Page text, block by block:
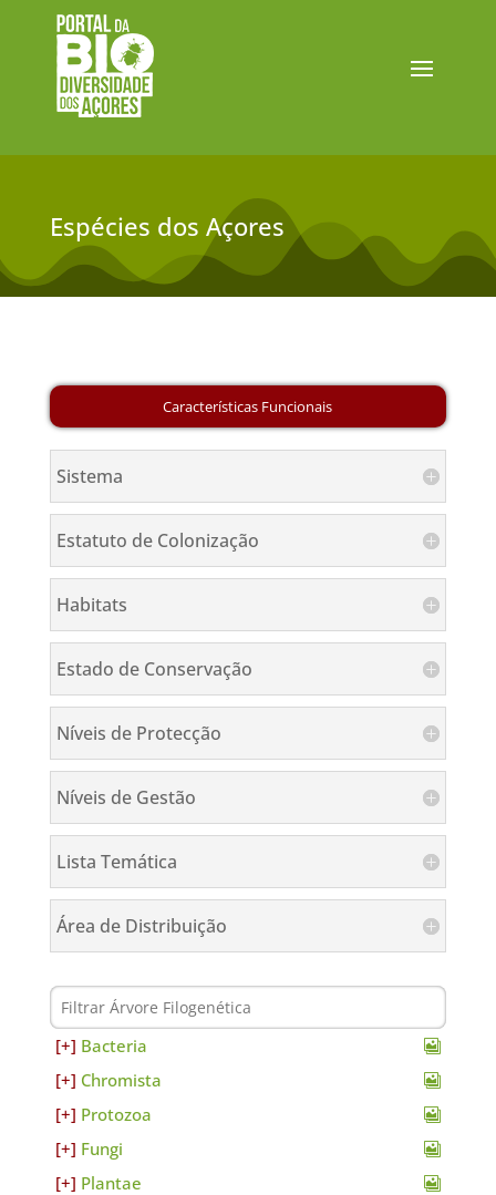
Espécies dos Açores
Sistema
Estatuto de Colonização
Habitats
Estado de Conservação
Níveis de Protecção
Níveis de Gestão
Lista Temática
Área de Distribuição
Bacteria
Chromista
Protozoa
Fungi
Plantae